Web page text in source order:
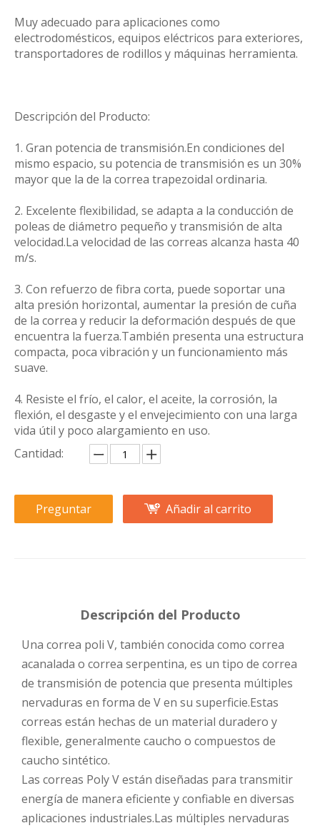
Muy adecuado para aplicaciones como
electrodomésticos, equipos eléctricos para exteriores,
transportadores de rodillos y máquinas herramienta.
Descripción del Producto:
1. Gran potencia de transmisión.En condiciones del
mismo espacio, su potencia de transmisión es un 30%
mayor que la de la correa trapezoidal ordinaria.
2. Excelente flexibilidad, se adapta a la conducción de
poleas de diámetro pequeño y transmisión de alta
velocidad.La velocidad de las correas alcanza hasta 40
m/s.
3. Con refuerzo de fibra corta, puede soportar una
alta presión horizontal, aumentar la presión de cuña
de la correa y reducir la deformación después de que
encuentra la fuerza.También presenta una estructura
compacta, poca vibración y un funcionamiento más
suave.
4. Resiste el frío, el calor, el aceite, la corrosión, la
flexión, el desgaste y el envejecimiento con una larga
vida útil y poco alargamiento en uso.
Cantidad:
Preguntar Añadir al carrito
Descripción del Producto
Una correa poli V, también conocida como correa
acanalada o correa serpentina, es un tipo de correa
de transmisión de potencia que presenta múltiples
nervaduras en forma de V en su superficie.Estas
correas están hechas de un material duradero y
flexible, generalmente caucho o compuestos de
caucho sintético.
Las correas Poly V están diseñadas para transmitir
energía de manera eficiente y confiable en diversas
aplicaciones industriales.Las múltiples nervaduras